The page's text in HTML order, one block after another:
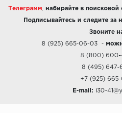
Телеграмм набирайте в поисковой
Подписывайтесь и следите за
Звоните
8 (925) 665-06-03-
8 (800) 600-
8 (495) 647-
+7 (925)
E-mail: i30-